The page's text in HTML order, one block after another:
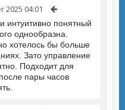
2025 04:01
интуитивно понятный
однообразна.
хотелось бы больше
Зато управление
Подходит для
пары часов